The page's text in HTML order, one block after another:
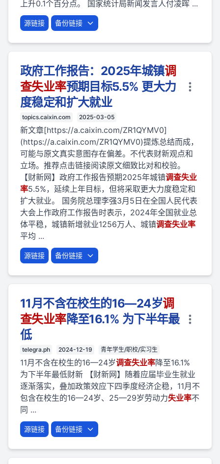
上升0.1个百分点。 国家统计局新闻发言人付凌晖 ...
源链接 备份链接
政府工作报告：2025年城镇调
查失业率预期目标5.5% 更大力
度稳定和扩大就业
topics.caixin.com 2025-03-05
新文章[https://a.caixin.com/ZR1QYMV0]
(https://a.caixin.com/ZR1QYMV0)提炼总结而成，
可能与原文真实意图存在偏差。不代表财新观点和
立场。推荐点击链接阅读原文细致比对和校验。
【财新网】政府工作报告预期2025年城镇调查失业
率5.5%，延续上年目标，但将采取更大力度稳定和
扩大就业。 国务院总理李强3月5日在全国人民代表
大会上作政府工作报告时表示，2024年全国就业总
体平稳，城镇新增就业1256万人、城镇调查失业率
平均 ...
源链接 备份链接
11月不含在校生的16—24岁调
查失业率降至16.1% 为下半年最
低
telegra.ph 2024-12-19 青年学生/职校/实习生
11月不含在校生的16—24岁调查失业率降至16.1%
为下半年最低财新 【财新网】随着应届毕业生就业
逐渐落实，叠加政策效应下四季度经济企稳，11月不
包含在校生的16—24岁、25—29岁劳动力失业率不
同 ...
源链接 备份链接